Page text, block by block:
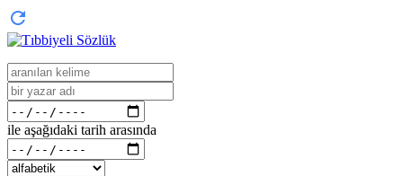
ile aşağıdaki tarih arasında